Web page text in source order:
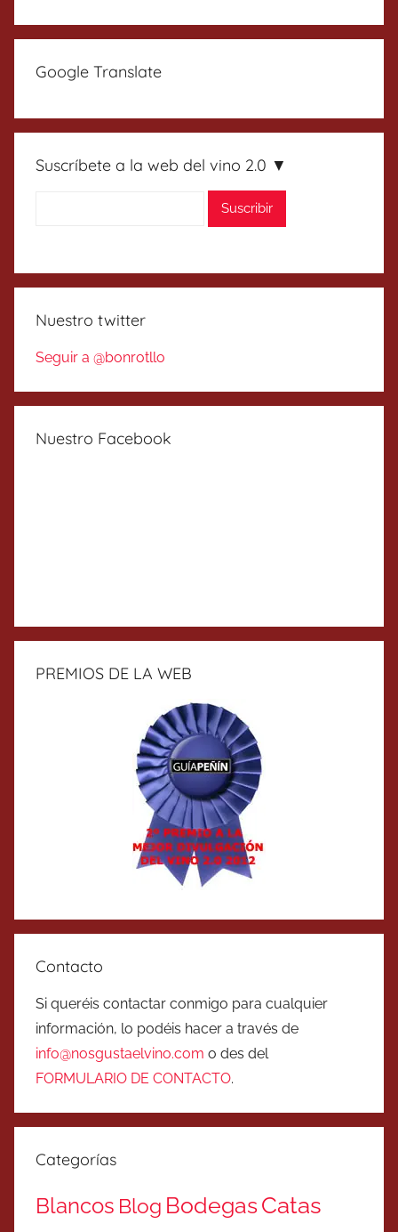
Google Translate
Suscríbete a la web del vino 2.0 ▼
Nuestro twitter
Seguir a @bonrotllo
Nuestro Facebook
PREMIOS DE LA WEB
Contacto
Si queréis contactar conmigo para cualquier
información, lo podéis hacer a través de
info@nosgustaelvino.com o des del
FORMULARIO DE CONTACTO.
Categorías
Blancos Blog BodegasCatas